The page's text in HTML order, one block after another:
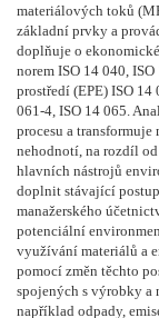
materiálových toků
základní prvky a
doplňuje o
norem ISO 14 040,
prostředí (EPE) ISO
061-4, ISO 14 065.
procesu a
nehodnotí, na rozdíl
hlavních nástrojů
doplnit stávající
manažerského
potenciální
využívání materiálů a
pomocí změn těchto
spojených s výrobky a
například odpady,